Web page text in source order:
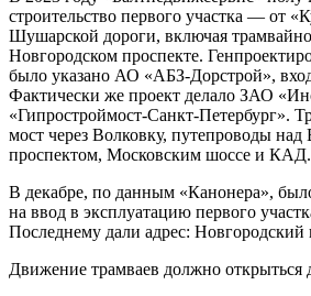
строительство первого участка — от
Шушарской дороги, включая
Новгородском проспекте.
было указано АО «АБЗ-Дорстрой»,
Фактически же проект делало ЗАО
«Гипростроймост-Санкт-Петербург».
мост через Волковку, путепроводы над
проспектом, Московским шоссе и КАД.
В декабре, по данным «Канонера»,
на ввод в эксплуатацию первого
Последнему дали адрес: Новгородский
Движение трамваев должно открыться